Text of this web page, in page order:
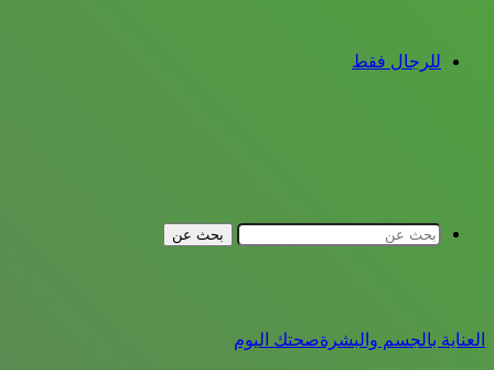
للرجال فقط
بحث عن
العناية بالجسم والبشرةصحتك اليوم